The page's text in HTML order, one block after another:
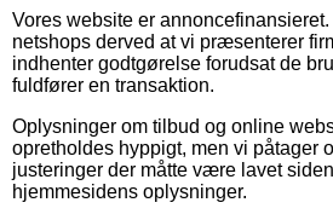
Vores website er
netshops derved at vi præsenterer
indhenter godtgørelse forudsat de
fuldfører en transaktion.
Oplysninger om tilbud og online
opretholdes hyppigt, men vi påtager
justeringer der måtte være lavet
hjemmesidens oplysninger.